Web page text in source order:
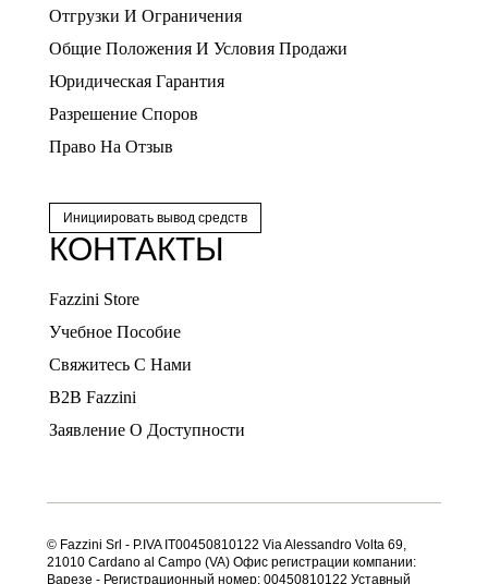
Отгрузки И Ограничения
Общие Положения И Условия Продажи
Юридическая Гарантия
Разрешение Споров
Право На Отзыв
Инициировать вывод средств
КОНТАКТЫ
Fazzini Store
Учебное Пособие
Свяжитесь С Нами
B2B Fazzini
Заявление О Доступности
© Fazzini Srl - P.IVA IT00450810122 Via Alessandro Volta 69,
21010 Cardano al Campo (VA) Офис регистрации компании:
Варезе - Регистрационный номер: 00450810122 Уставный